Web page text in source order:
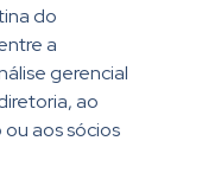
do
a
gerencial
ao
aos sócios